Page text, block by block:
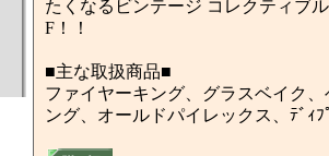
たくなるビンテージ コレクティブ
F！！
■主な取扱商品■
ファイヤーキング、グラスベイク
ング、オールドパイレックス、ﾃﾞｨﾌ